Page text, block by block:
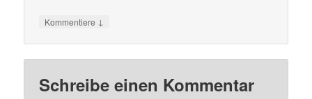
Kommentiere ↓
Schreibe einen Kommentar